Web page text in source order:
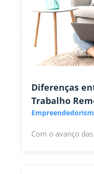
Diferenças
Trabalho
Com o avanço